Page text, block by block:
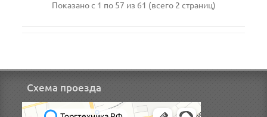
Показано с 1 по 57 из 61 (всего 2 страниц)
Схема проезда